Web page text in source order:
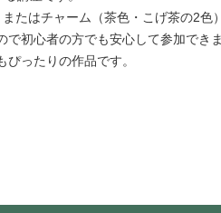
チャーム（茶色・こげ茶の2色）
初心者の方でも安心して参加でき
ったりの作品です。